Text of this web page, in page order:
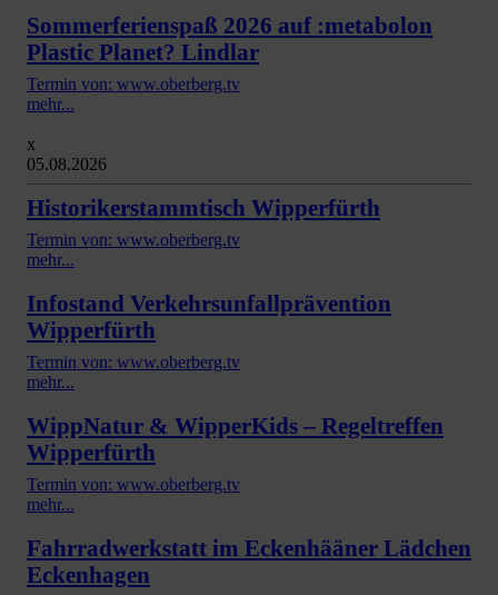
Sommerferienspaß 2026 auf :metabolon
Plastic Planet? Lindlar
Termin von: www.oberberg.tv
mehr...
x
05.08.2026
Historikerstammtisch Wipperfürth
Termin von: www.oberberg.tv
mehr...
Infostand Verkehrsunfallprävention
Wipperfürth
Termin von: www.oberberg.tv
mehr...
WippNatur & WipperKids – Regeltreffen
Wipperfürth
Termin von: www.oberberg.tv
mehr...
Fahrradwerkstatt im Eckenhääner Lädchen
Eckenhagen